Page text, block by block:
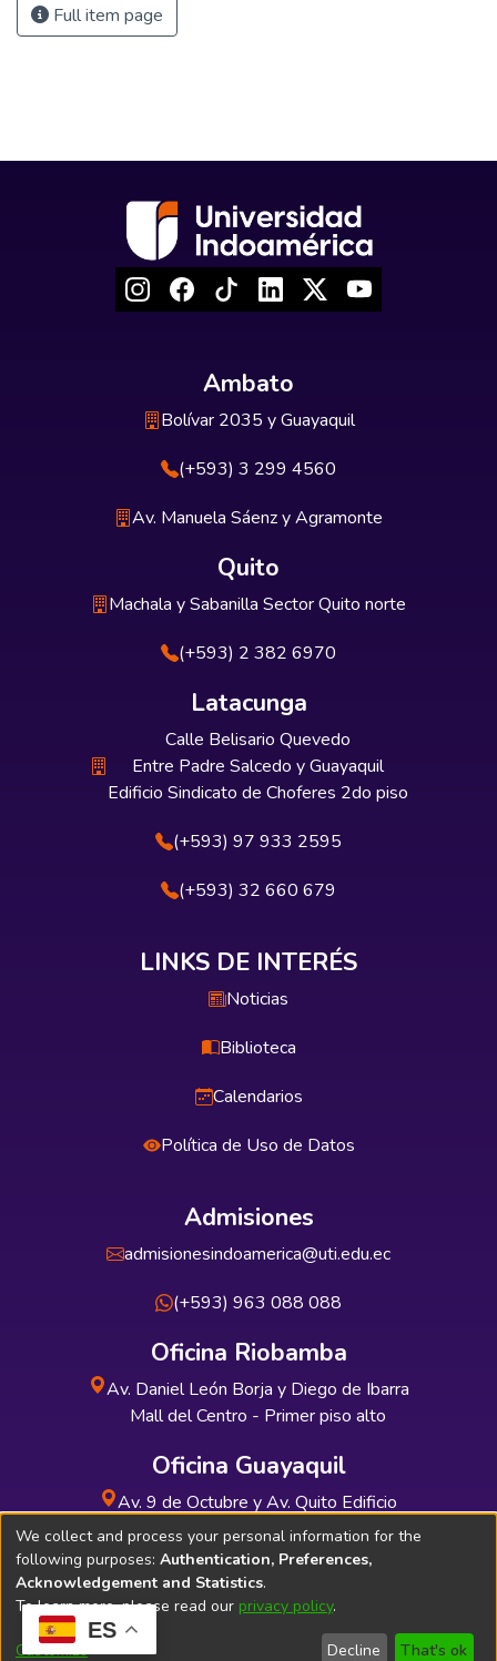
ES
Full item page
Ambato
Bolívar 2035 y Guayaquil
(+593) 3 299 4560
Av. Manuela Sáenz y Agramonte
Quito
Machala y Sabanilla Sector Quito norte
(+593) 2 382 6970
Latacunga
Calle Belisario Quevedo
Entre Padre Salcedo y Guayaquil
Edificio Sindicato de Choferes 2do piso
(+593) 97 933 2595
(+593) 32 660 679
LINKS DE INTERÉS
Noticias
Biblioteca
Calendarios
Política de Uso de Datos
Admisiones
admisionesindoamerica@uti.edu.ec
(+593) 963 088 088
Oficina Riobamba
Av. Daniel León Borja y Diego de Ibarra
Mall del Centro - Primer piso alto
Oficina Guayaquil
Av. 9 de Octubre y Av. Quito Edificio
INDUAUTO - Planta baja
Soporte Técnico Bibliolatino.com
We collect and process your personal information for the
following purposes: Authentication, Preferences,
Acknowledgement and Statistics.
To learn more, please read our privacy policy.
Customize Decline That's ok